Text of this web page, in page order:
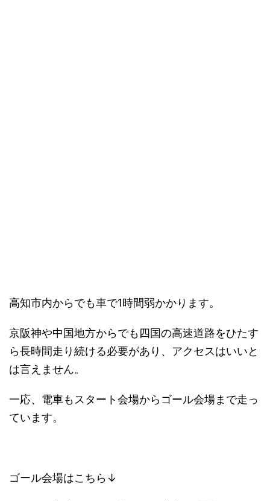
高知市内からでも車で1時間弱かかります。
京阪神や中国地方からでも四国の高速道路をひたす
ら長時間走り続ける必要があり、アクセスはいいと
は言えません。
一応、電車もスタート会場からゴール会場まで走っ
ています。
ゴール会場はこちら↓